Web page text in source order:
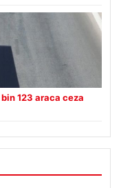
123 araca ceza